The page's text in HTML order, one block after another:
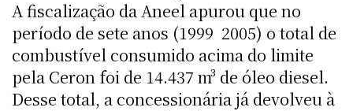
A fiscalização da Aneel apurou que no
período de sete anos (1999  2005) o total de
combustível consumido acima do limite
pela Ceron foi de 14.437 m³ de óleo diesel.
Desse total, a concessionária já devolveu à